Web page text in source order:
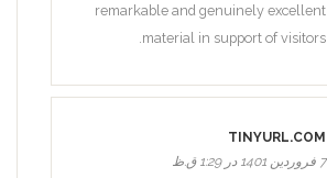
remarkable and genuinely excellent
material in support of visitors.
TINYURL.COM
7 فروردین 1401 در 1:29 ق.ظ